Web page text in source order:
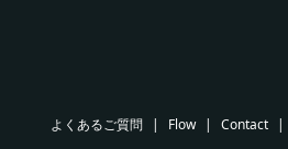
よくあるご質問 Flow Contact